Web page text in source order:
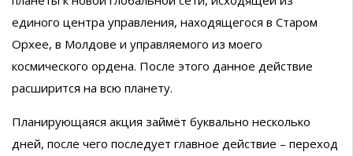
единого центра управления, находящегося в Старом
Орхее, в Молдове и управляемого из моего
космического ордена. После этого данное действие
расширится на всю планету.
Планирующаяся акция займёт буквально несколько
дней, после чего последует главное действие – переход